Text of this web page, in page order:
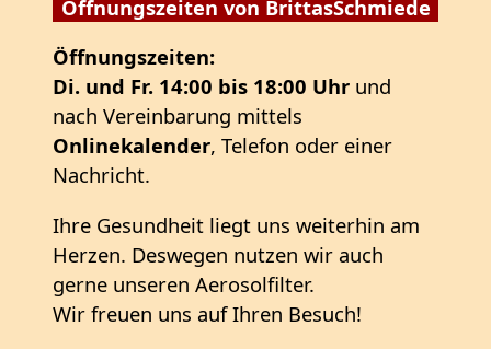
Öffnungszeiten von BrittasSchmiede
Öffnungszeiten:
Di. und Fr. 14:00 bis 18:00 Uhr und
nach Vereinbarung mittels
Onlinekalender, Telefon oder einer
Nachricht.
Ihre Gesundheit liegt uns weiterhin am
Herzen. Deswegen nutzen wir auch
gerne unseren Aerosolfilter.
Wir freuen uns auf Ihren Besuch!